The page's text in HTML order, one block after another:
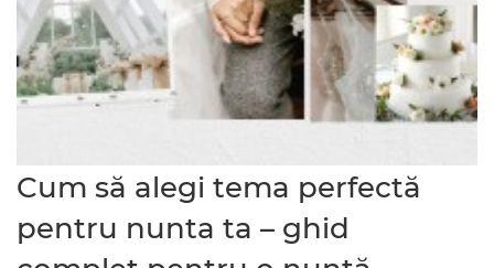
Cum să alegi tema perfectă
pentru nunta ta – ghid